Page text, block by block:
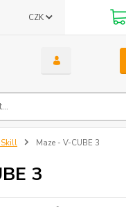
CZK
Maze - V-CUBE 3
3